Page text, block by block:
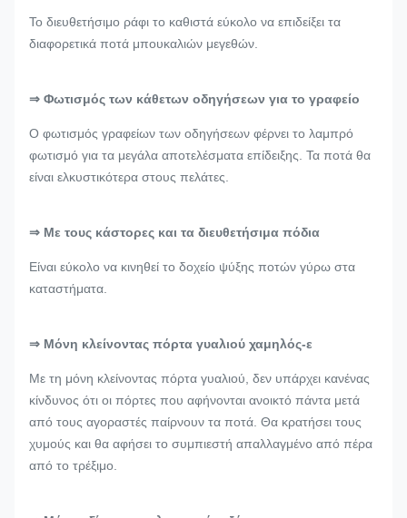
Το διευθετήσιμο ράφι το καθιστά εύκολο να επιδείξει τα
διαφορετικά ποτά μπουκαλιών μεγεθών.
⇒ Φωτισμός των κάθετων οδηγήσεων για το γραφείο
Ο φωτισμός γραφείων των οδηγήσεων φέρνει το λαμπρό
φωτισμό για τα μεγάλα αποτελέσματα επίδειξης. Τα ποτά θα
είναι ελκυστικότερα στους πελάτες.
⇒ Με τους κάστορες και τα διευθετήσιμα πόδια
Είναι εύκολο να κινηθεί το δοχείο ψύξης ποτών γύρω στα
καταστήματα.
⇒ Μόνη κλείνοντας πόρτα γυαλιού χαμηλός-ε
Με τη μόνη κλείνοντας πόρτα γυαλιού, δεν υπάρχει κανένας
κίνδυνος ότι οι πόρτες που αφήνονται ανοικτό πάντα μετά
από τους αγοραστές παίρνουν τα ποτά. Θα κρατήσει τους
χυμούς και θα αφήσει το συμπιεστή απαλλαγμένο από πέρα
από το τρέξιμο.